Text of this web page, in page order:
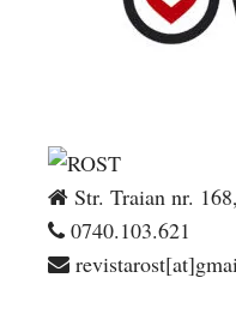
Str. Traian nr.
0740.103.621